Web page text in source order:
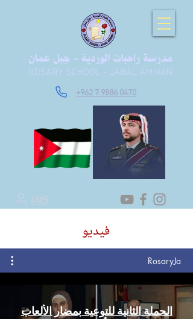
+962 7 9886 0470
LMS
فيديو
RosaryJa
الحملة الثانية للتوعية بمضار الألعاب